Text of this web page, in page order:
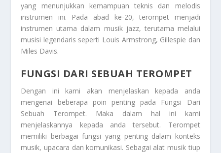
yang menunjukkan kemampuan teknis dan melodis
instrumen ini. Pada abad ke-20, terompet menjadi
instrumen utama dalam musik jazz, terutama melalui
musisi legendaris seperti Louis Armstrong, Gillespie dan
Miles Davis.
FUNGSI DARI SEBUAH TEROMPET
Dengan ini kami akan menjelaskan kepada anda
mengenai beberapa poin penting pada Fungsi Dari
Sebuah Terompet. Maka dalam hal ini kami
menjelaskannya kepada anda tersebut. Terompet
memiliki berbagai fungsi yang penting dalam konteks
musik, upacara dan komunikasi. Sebagai alat musik tiup